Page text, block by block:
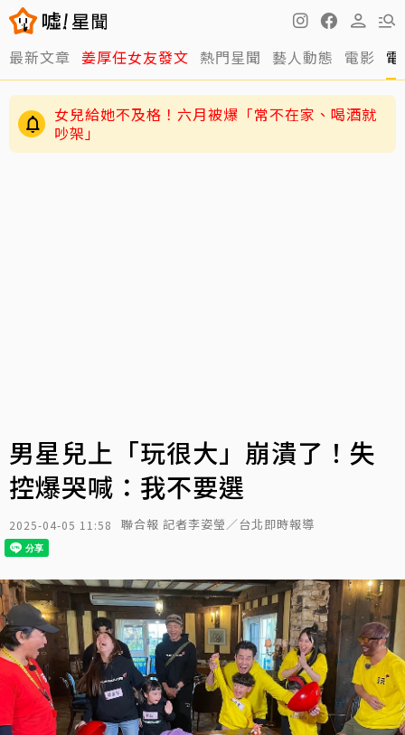
最新文章 姜厚任女友發文 熱門星聞 藝人動態 電影
女兒給她不及格！六月被爆「常不在家、喝酒就
吵架」
男星兒上「玩很大」崩潰了！失
控爆哭喊：我不要選
2025-04-05 11:58 聯合報 記者李姿瑩／台北即時報導